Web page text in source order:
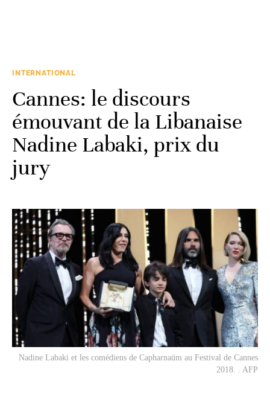
INTERNATIONAL
Cannes: le discours
émouvant de la Libanaise
Nadine Labaki, prix du
jury
Nadine Labaki et les comédiens de Capharnaüm au Festival de Cannes
2018. . AFP